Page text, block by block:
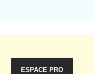
ESPACE PRO